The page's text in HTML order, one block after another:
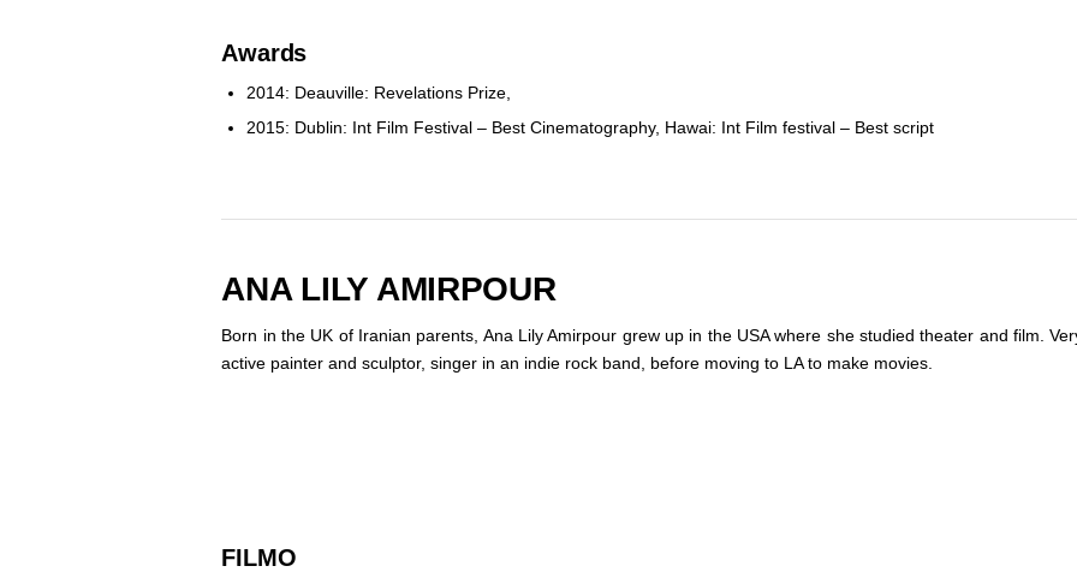
Awards
2014: Deauville: Revelations Prize,
2015: Dublin: Int Film Festival – Best Cinematography, Hawai: Int Film festival – Best script
ANA LILY AMIRPOUR
Born in the UK of Iranian parents, Ana Lily Amirpour grew up in the USA where she studied theater and film.
active painter and sculptor, singer in an indie rock band, before moving to LA to make movies.
FILMO